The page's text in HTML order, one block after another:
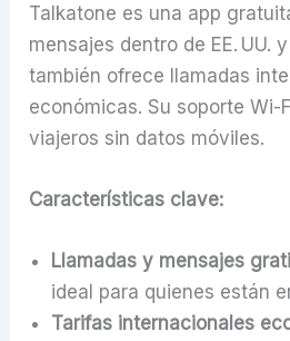
Talkatone es una app
mensajes dentro de EE. UU.
también ofrece llamadas
económicas. Su soporte Wi-
viajeros sin datos móviles.
Características clave:
Llamadas y mensajes
ideal para quienes están
Tarifas internacionales